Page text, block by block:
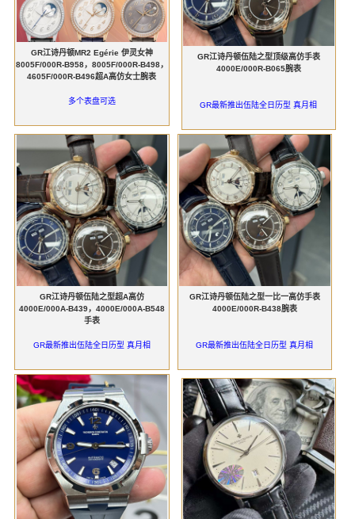
GR江诗丹顿MR2 Egérie 伊灵女神
8005F/000R-B958，8005F/000R-B498，
4605F/000R-B496超A高仿女士腕表
多个表盘可选
GR江诗丹顿伍陆之型顶级高仿手表
4000E/000R-B065腕表
GR最新推出伍陆全日历型 真月相
GR江诗丹顿伍陆之型超A高仿
4000E/000A-B439，4000E/000A-B548
手表
GR最新推出伍陆全日历型 真月相
GR江诗丹顿伍陆之型一比一高仿手表
4000E/000R-B438腕表
GR最新推出伍陆全日历型 真月相